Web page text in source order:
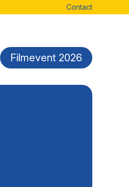
Contact
Filmevent 2026